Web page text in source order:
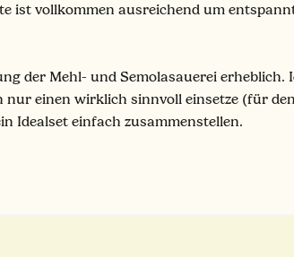
ist vollkommen ausreichend um
der Mehl- und Semolasauerei erheblich.
nur einen wirklich sinnvoll einsetze (für
Idealset einfach zusammenstellen.